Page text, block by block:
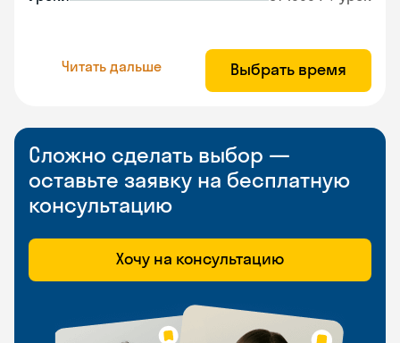
Читать дальше Выбрать время
Сложно сделать выбор —
оставьте заявку на бесплатную
консультацию
Хочу на консультацию